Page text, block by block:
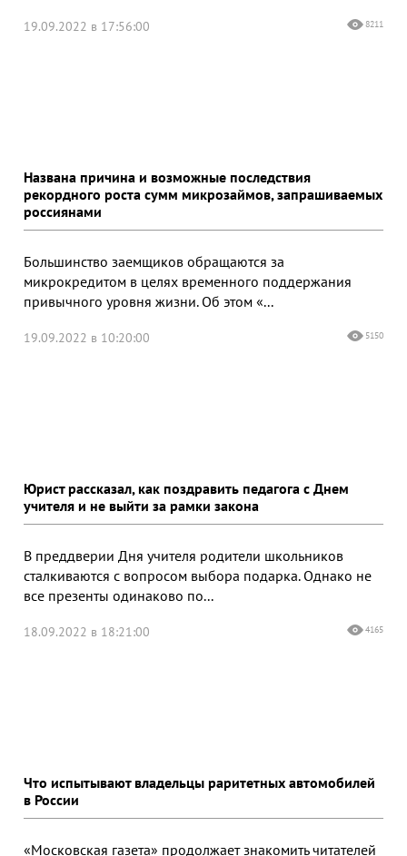
19.09.2022 в 17:56:00 8211
Названа причина и возможные последствия
рекордного роста сумм микрозаймов, запрашиваемых
россиянами
Большинство заемщиков обращаются за
микрокредитом в целях временного поддержания
привычного уровня жизни. Об этом «...
19.09.2022 в 10:20:00 5150
Юрист рассказал, как поздравить педагога с Днем
учителя и не выйти за рамки закона
В преддверии Дня учителя родители школьников
сталкиваются с вопросом выбора подарка. Однако не
все презенты одинаково по...
18.09.2022 в 18:21:00 4165
Что испытывают владельцы раритетных автомобилей
в России
«Московская газета» продолжает знакомить читателей